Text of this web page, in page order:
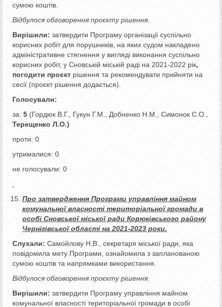
сумою коштів.
Відбулося обговорення проєкту рішення.
Вирішили: затвердити Програму організації суспільно
корисних робіт для порушників, на яких судом накладено
адміністративне стягнення у вигляді виконання суспільно
корисних робіт, у Сновській міській раді на 2021-2022 рік,
погодити проєкт рішення та рекомендувати прийняти на
сесії (проєкт рішення додається).
Голосували:
за: 5 (Гордюк В.Г., Гукун Г.М., Добненко Н.М., Симонок С.О.,
Терещенко Л.О.)
проти: 0
утрималися: 0
не голосували: 0
Про затвердження Програми управління майном
комунальної власності територіальної громади в
особі Сновської міської ради Корюківського району
Чернігівської області на 2021-2023 роки.
Слухали: Самойлову Н.В., секретаря міської ради, яка
повідомила мету Програми, ознайомила з запланованою
сумою коштів та напрямками використання.
Відбулося обговорення проєкту рішення.
Вирішили: затвердити Програму управління майном
комунальної власності територіальної громади в особі